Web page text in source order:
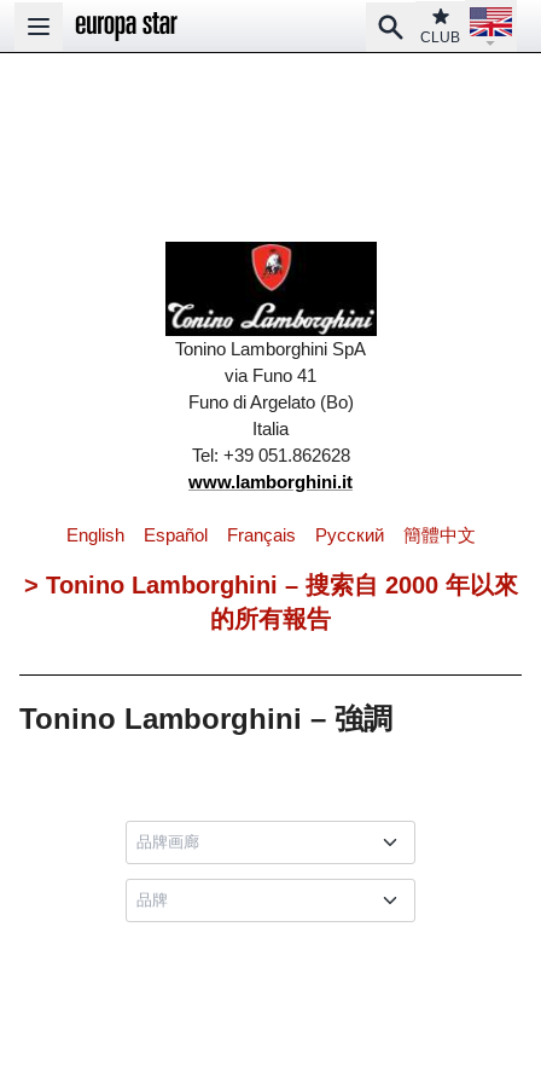
Open main menu
SearchClub
CLUB
Open
Tonino Lamborghini SpA
via Funo 41
Funo di Argelato (Bo)
Italia
Tel: +39 051.862628
www.lamborghini.it
English Español Français Pусский 簡體中文
> Tonino Lamborghini – 搜索自 2000 年以來
的所有報告
Tonino Lamborghini – 強調